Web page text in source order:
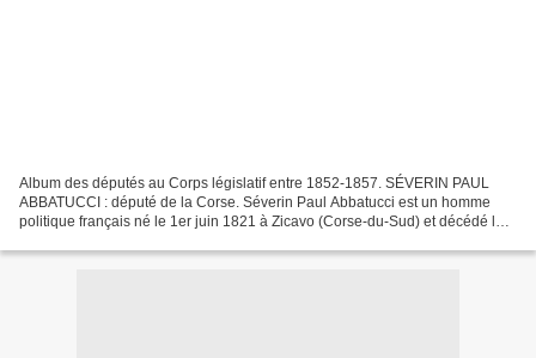
Album des députés au Corps législatif entre 1852-1857. SÉVERIN PAUL
ABBATUCCI : député de la Corse. Séverin Paul Abbatucci est un homme
politique français né le 1er juin 1821 à Zicavo (Corse-du-Sud) et décédé le